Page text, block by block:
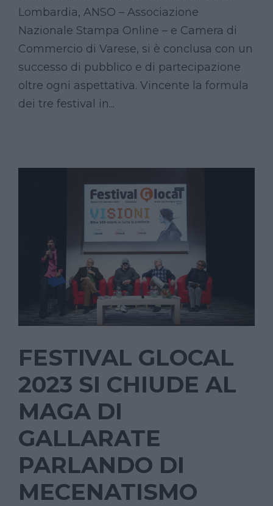
Lombardia, ANSO – Associazione
Nazionale Stampa Online – e Camera di
Commercio di Varese, si è conclusa con un
successo di pubblico e di partecipazione
oltre ogni aspettativa. Vincente la formula
dei tre festival in...
FESTIVAL GLOCAL
2023 SI CHIUDE AL
MAGA DI
GALLARATE
PARLANDO DI
MECENATISMO